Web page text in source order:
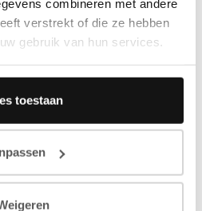
combineren met andere
verstrekt of die ze hebben
gebruik van hun services.
toestaan